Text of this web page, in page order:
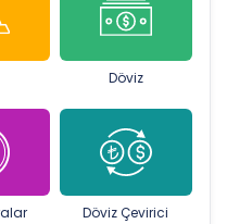
Döviz
Döviz Çevirici